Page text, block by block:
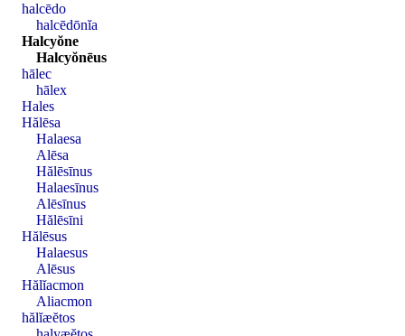
halcēdo
halcēdōnĭa
Halcyŏne
Halcyŏnēus
hālec
hālex
Hales
Hălēsa
Halaesa
Alēsa
Hălēsīnus
Halaesīnus
Alēsīnus
Hălēsīni
Hălēsus
Halaesus
Alēsus
Hălĭacmon
Aliacmon
hălĭæĕtos